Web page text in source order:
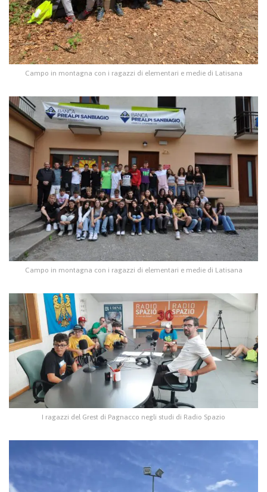
Campo in montagna con i ragazzi di elementari e medie di Latisana
Campo in montagna con i ragazzi di elementari e medie di Latisana
I ragazzi del Grest di Pagnacco negli studi di Radio Spazio